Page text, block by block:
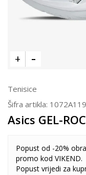
Tenisice
Šifra artikla:
Asics GEL-
Popust od -20%
promo kod VIKEND.
Popust vrijedi za